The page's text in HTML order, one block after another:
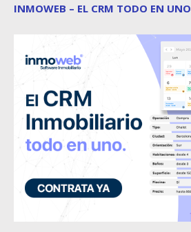
INMOWEB – EL CRM TODO EN UNO